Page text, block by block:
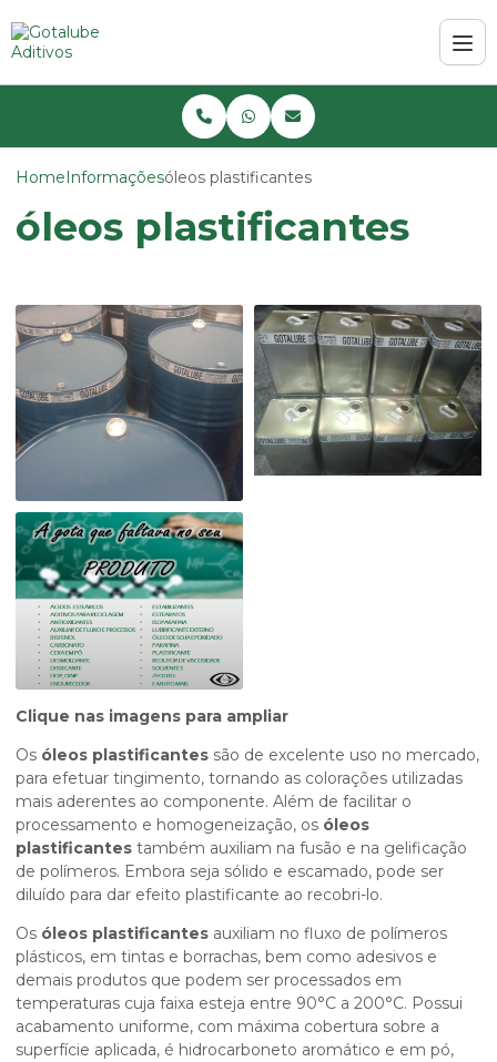
HomeInformaçõesóleos plastificantes
óleos plastificantes
Clique nas imagens para ampliar
Os óleos plastificantes são de excelente uso no mercado,
para efetuar tingimento, tornando as colorações utilizadas
mais aderentes ao componente. Além de facilitar o
processamento e homogeneização, os óleos
plastificantes também auxiliam na fusão e na gelificação
de polímeros. Embora seja sólido e escamado, pode ser
diluído para dar efeito plastificante ao recobri-lo.
Os óleos plastificantes auxiliam no fluxo de polímeros
plásticos, em tintas e borrachas, bem como adesivos e
demais produtos que podem ser processados em
temperaturas cuja faixa esteja entre 90°C a 200°C. Possui
acabamento uniforme, com máxima cobertura sobre a
superfície aplicada, é hidrocarboneto aromático e em pó,